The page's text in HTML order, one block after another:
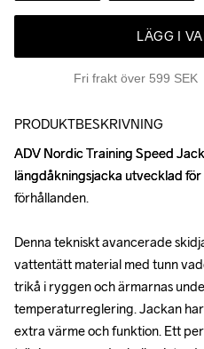
LÄGG I
Fri frakt över 599 SEK
PRODUKTBESKRIVNING
ADV Nordic Training Speed
längdåkningsjacka utvecklad för
förhållanden.
Denna tekniskt avancerade
vattentätt material med tunn
trikå i ryggen och ärmarnas
temperaturreglering. Jackan
extra värme och funktion. Ett
ADV Nordic Training Speed
längdåkningsjacka utvecklad för
förhållanden.
Denna tekniskt avancerade
vattentätt material med tunn
trikå i ryggen och ärmarnas
temperaturreglering. Jackan
extra värme och funktion. Ett